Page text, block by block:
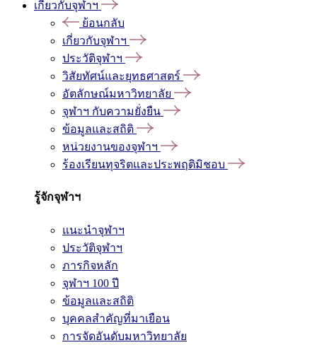
เกี่ยวกับจุฬาฯ
ย้อนกลับ
เกี่ยวกับจุฬาฯ
ประวัติจุฬาฯ
วิสัยทัศน์และยุทธศาสตร์
อัตลักษณ์มหาวิทยาลัย
จุฬาฯ กับความยั่งยืน
ข้อมูลและสถิติ
หน่วยงานของจุฬาฯ
ร้องเรียนทุจริตและประพฤติมิชอบ
รู้จักจุฬาฯ
แนะนำจุฬาฯ
ประวัติจุฬาฯ
ภารกิจหลัก
จุฬาฯ 100 ปี
ข้อมูลและสถิติ
บุคคลสำคัญที่มาเยือน
การจัดอันดับมหาวิทยาลัย